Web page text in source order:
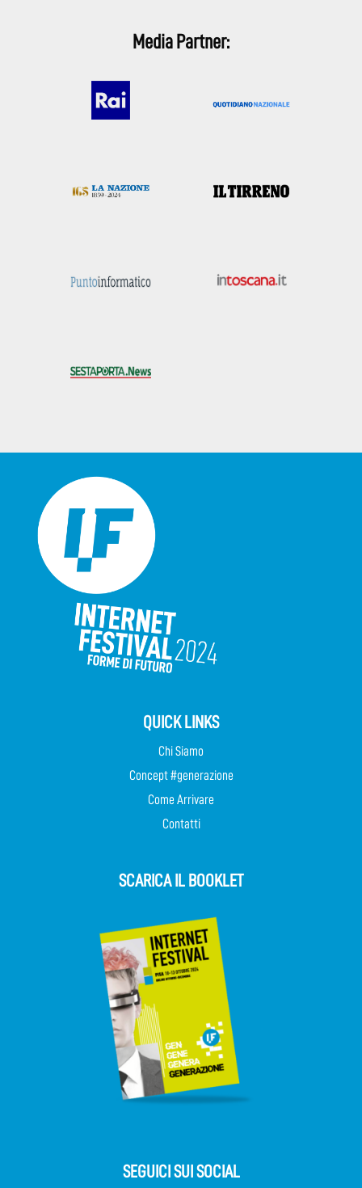
Media Partner:
QUICK LINKS
Chi Siamo
Concept #generazione
Come Arrivare
Contatti
SCARICA IL BOOKLET
SEGUICI SUI SOCIAL